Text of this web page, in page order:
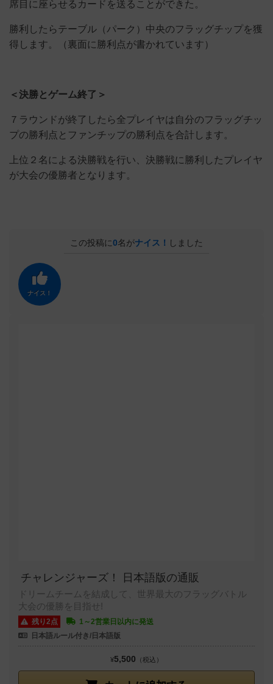
席目に座らせるカードを送ることができた。
勝利したらテーブル（パーク）中央のフラッグチップを獲
得します。（裏面に勝利点が書かれています）
＜決勝とゲーム終了＞
７ラウンドが終了したら全プレイヤは自分のフラッグチッ
プの勝利点とファンチップの勝利点を合計します。
上位２名による決勝戦を行い、決勝戦に勝利したプレイヤ
が大会の優勝者となります。
この投稿に0名がナイス！ しました
ナイス！
チャレンジャーズ！ 日本語版の通販
ドリームチームを結成して、世界最大のフラッグバトル
大会の優勝を目指せ!
残り2点
1～2営業日以内に発送
日本語ルール付き/日本語版
¥5,500 （税込）